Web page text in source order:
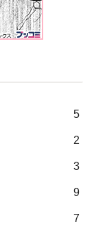
5
2
3
9
7